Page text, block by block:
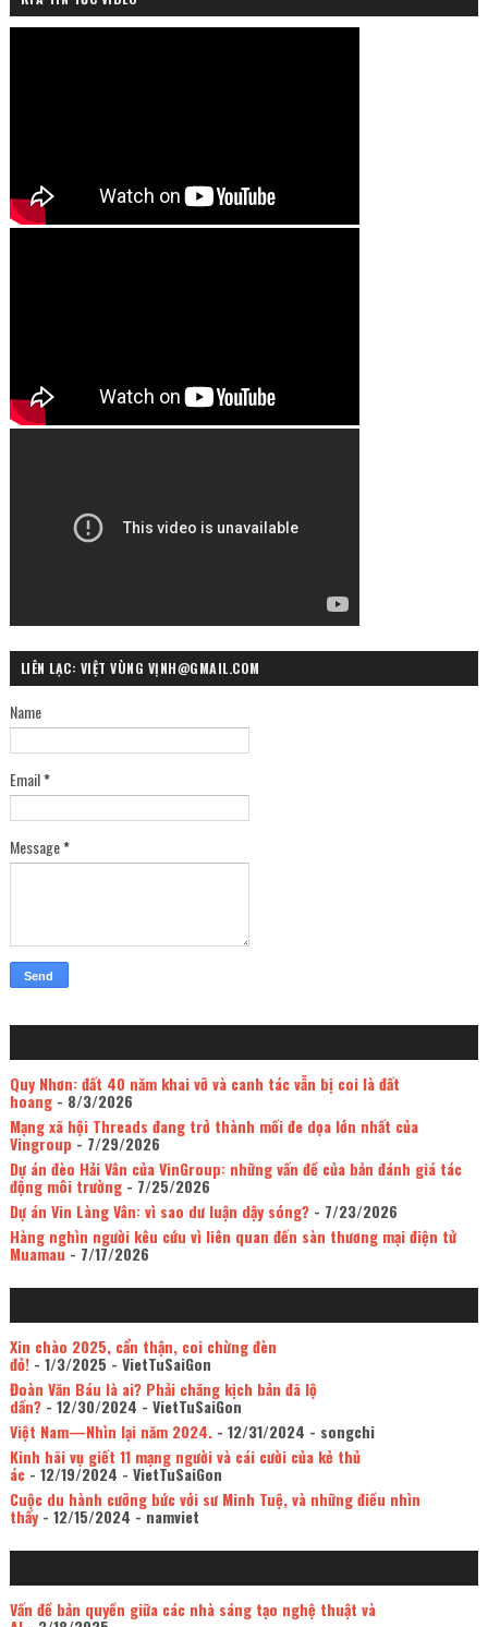
LIÊN LẠC: VIỆT VÙNG VỊNH@GMAIL.COM
Name
Email*
Message*
Quy Nhơn: đất 40 năm khai vỡ và canh tác vẫn bị coi là đất
hoang- 8/3/2026
Mạng xã hội Threads đang trở thành mối đe dọa lớn nhất của
Vingroup - 7/29/2026
Dự án đèo Hải Vân của VinGroup: những vấn đề của bản đánh giá tác
động môi trường- 7/25/2026
Dự án Vin Làng Vân: vì sao dư luận dậy sóng?- 7/23/2026
Hàng nghìn người kêu cứu vì liên quan đến sàn thương mại điện tử
Muamau- 7/17/2026
Xin chào 2025, cẩn thận, coi chừng đèn
đỏ!- 1/3/2025 - VietTuSaiGon
Đoàn Văn Báu là ai? Phải chăng kịch bản đã lộ
dần?- 12/30/2024 - VietTuSaiGon
Việt Nam—Nhìn lại năm 2024.- 12/31/2024 - songchi
Kinh hãi vụ giết 11 mạng người và cái cười của kẻ thủ
ác- 12/19/2024 - VietTuSaiGon
Cuộc du hành cưỡng bức với sư Minh Tuệ, và những điều nhìn
thấy- 12/15/2024 - namviet
Vấn đề bản quyền giữa các nhà sáng tạo nghệ thuật và